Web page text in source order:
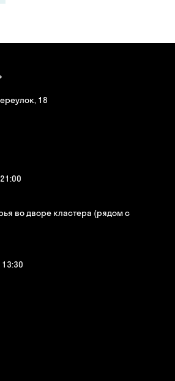
18
во дворе кластера (рядом с